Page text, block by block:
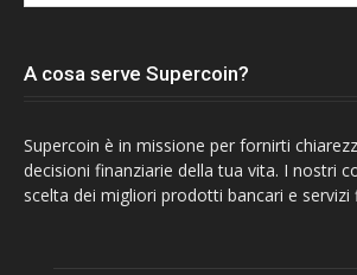
A cosa serve Supercoin?
Supercoin è in missione per fornirti
decisioni finanziarie della tua vita. I nostri
scelta dei migliori prodotti bancari e servizi